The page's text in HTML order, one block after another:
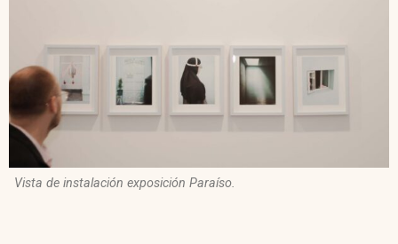
Vista de instalación exposición Paraíso.